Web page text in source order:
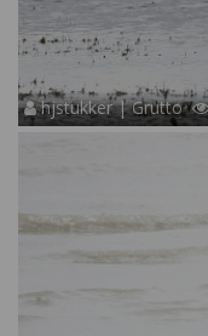
hjstukker | Grutto